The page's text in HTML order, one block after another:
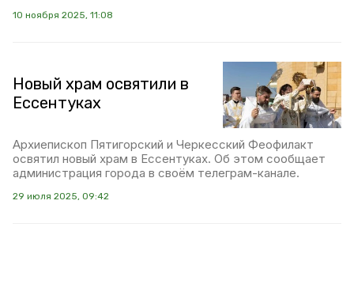
10 ноября 2025, 11:08
Новый храм освятили в
Ессентуках
Архиепископ Пятигорский и Черкесский Феофилакт
освятил новый храм в Ессентуках. Об этом сообщает
администрация города в своём телеграм-канале.
29 июля 2025, 09:42